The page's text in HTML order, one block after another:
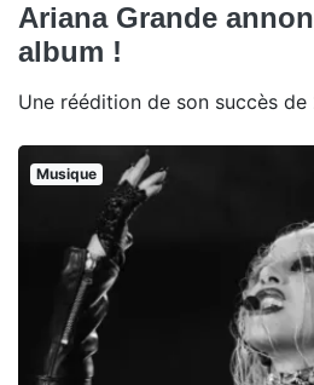
Ariana Grande
album !
Une réédition de son succès de
Musique